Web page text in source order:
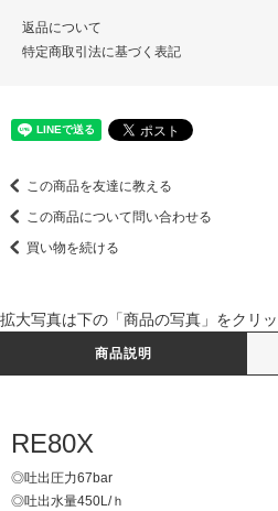
返品について
特定商取引法に基づく表記
この商品を友達に教える
この商品について問い合わせる
買い物を続ける
拡大写真は下の「商品の写真」をクリ
商品説明
RE80X
◎吐出圧力67bar
◎吐出水量450L/ｈ